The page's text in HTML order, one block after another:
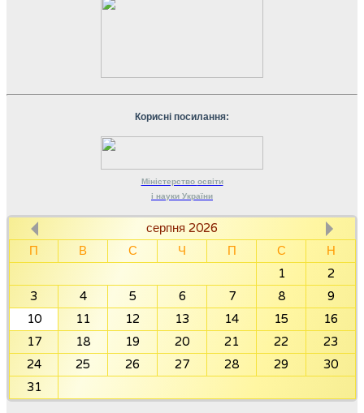
Корисні посилання:
Міністерство освіти
і науки України
серпня 2026
П
В С Ч П С
Н
1
2
3
4 5 6 7 8
9
10
11 12 13 14 15
16
17
18 19 20 21 22
23
24
25 26 27 28 29
30
31